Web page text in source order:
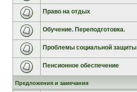
Право на отдых
Обучение. Переподготовка.
Проблемы социальной защиты
Пенсионное обеспечение
Предложения и замечания